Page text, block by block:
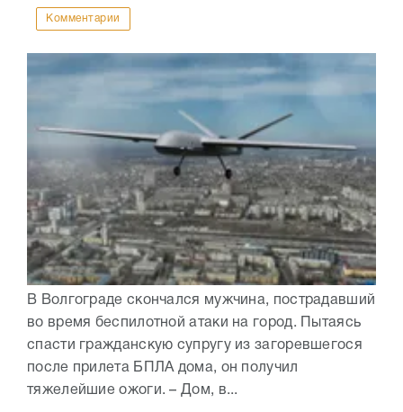
Комментарии
В Волгограде скончался мужчина, пострадавший
во время беспилотной атаки на город. Пытаясь
спасти гражданскую супругу из загоревшегося
после прилета БПЛА дома, он получил
тяжелейшие ожоги. – Дом, в...